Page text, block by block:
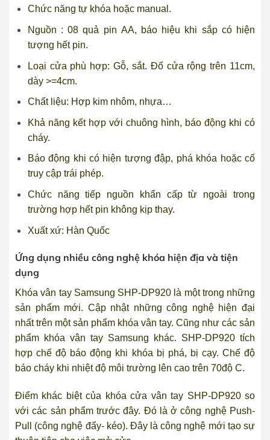
Chức năng tự khóa hoặc manual.
Nguồn : 08 quả pin AA, báo hiệu khi sắp có hiện
tượng hết pin.
Loại cửa phù hợp: Gỗ, sắt. Đố cửa rộng trên 11cm,
dày >=4cm.
Chất liệu: Hợp kim nhôm, nhựa…
Khả năng kết hợp với chuông hình, báo động khi có
cháy.
Báo động khi có hiện tượng đập, phá khóa hoặc cố
truy cập trái phép.
Chức năng tiếp nguồn khẩn cấp từ ngoài trong
trường hợp hết pin không kịp thay.
Xuất xứ: Hàn Quốc
Ứng dụng nhiều công nghệ khóa hiện địa và tiện
dụng
Khóa vân tay Samsung SHP-DP920 là một trong những
sản phẩm mới. Cập nhật những công nghệ hiện đại
nhất trên một sản phẩm khóa vân tay. Cũng như các sản
phẩm khóa vân tay Samsung khác. SHP-DP920 tích
hợp chế độ báo động khi khóa bị phá, bị cạy. Chế độ
báo cháy khi nhiệt độ môi trường lên cao trên 70độ C.
Điểm khác biệt của khóa cửa vân tay SHP-DP920 so
với các sản phẩm trước đây. Đó là ở công nghệ Push-
Pull (công nghệ đẩy- kéo). Đây là công nghệ mới tạo sự